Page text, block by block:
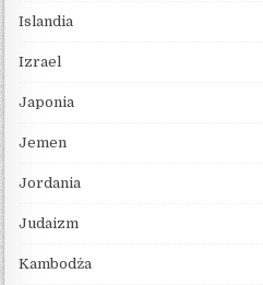
Islandia
Izrael
Japonia
Jemen
Jordania
Judaizm
Kambodża